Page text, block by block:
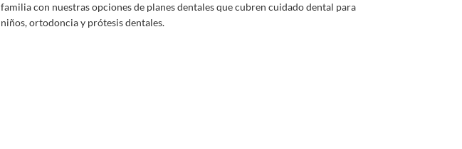
familia con nuestras opciones de planes dentales que cubren cuidado dental para
niños, ortodoncia y prótesis dentales.